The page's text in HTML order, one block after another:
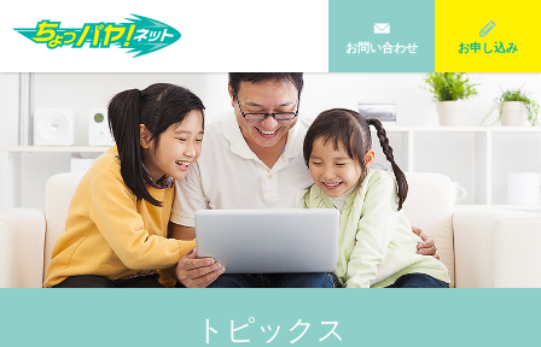
お問い合わせ お申し込み
トピックス